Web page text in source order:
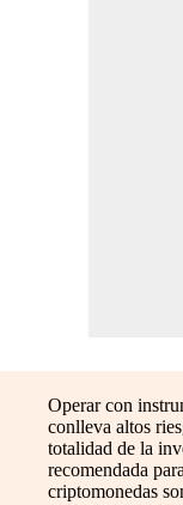
Operar con
conlleva altos
totalidad de la
recomendada
criptomonedas